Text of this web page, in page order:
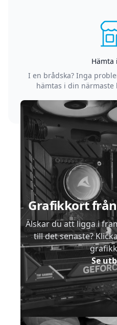
Hämta
I en brådska? Inga
hämtas i din
Grafikkort
Älskar du att ligga i
till det senaste?
Se